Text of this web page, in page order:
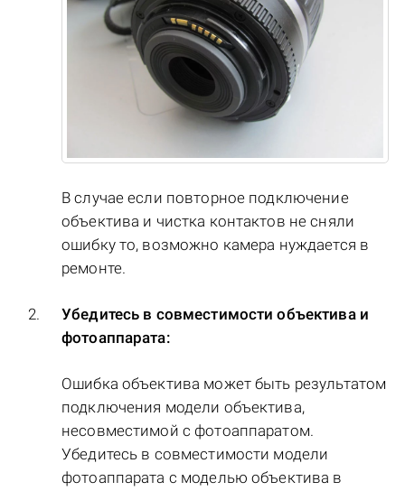
В случае если повторное подключение
объектива и чистка контактов не сняли
ошибку то, возможно камера нуждается в
ремонте.
Убедитесь в совместимости объектива и
фотоаппарата:
Ошибка объектива может быть результатом
подключения модели объектива,
несовместимой с фотоаппаратом.
Убедитесь в совместимости модели
фотоаппарата с моделью объектива в